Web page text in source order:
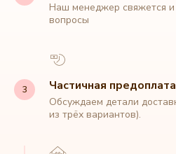
Наш менеджер свяжется
вопросы
Частичная предоплата
Обсуждаем детали
из трёх вариантов).